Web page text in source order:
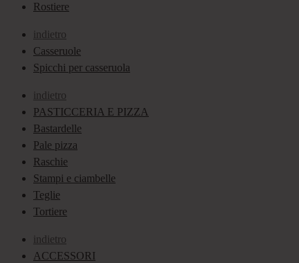
Rostiere
indietro
Casseruole
Spicchi per casseruola
indietro
PASTICCERIA E PIZZA
Bastardelle
Pale pizza
Raschie
Stampi e ciambelle
Teglie
Tortiere
indietro
ACCESSORI